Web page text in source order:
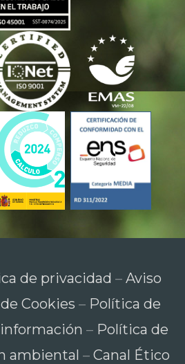
de privacidad – Aviso
Cookies – Política de
– Política de
ambiental – Canal Ético